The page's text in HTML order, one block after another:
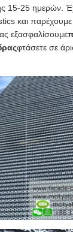
25 ημερών.
και παρέχουμε
εξασφαλίσουμε
φτάσετε σε